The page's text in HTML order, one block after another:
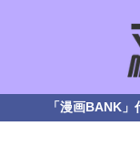
「漫画BANK